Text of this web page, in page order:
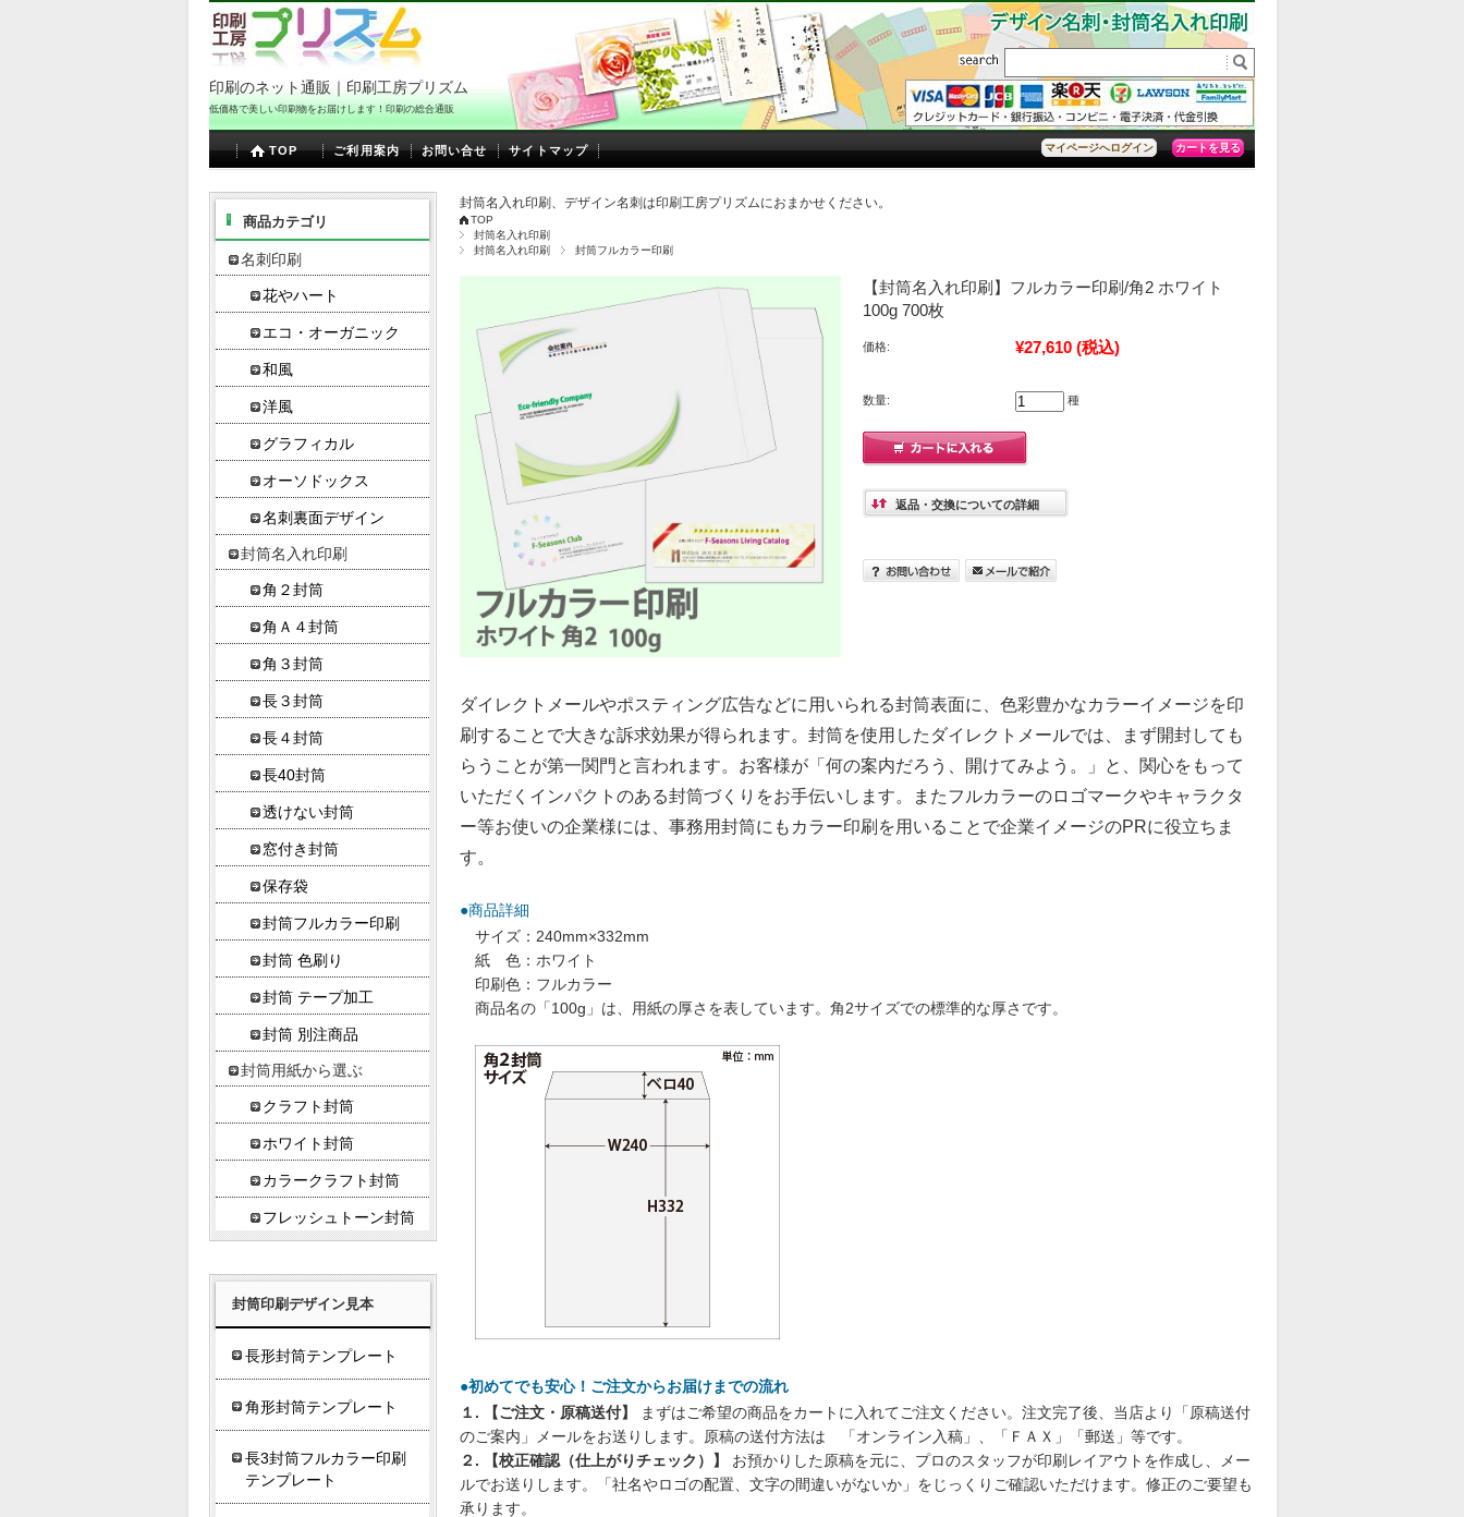
印刷のネット通販｜印刷工房プリズム
低価格で美しい印刷物をお届けします！印刷の総合通販
マイページへログイン カートを見る
TOP ご利用案内 お問い合せ サイトマップ
封筒名入れ印刷、デザイン名刺は印刷工房プリズムにおまかせください。
TOP
封筒名入れ印刷
封筒名入れ印刷
封筒フルカラー印刷
【封筒名入れ印刷】フルカラー印刷/角2 ホワイト
100g 700枚
価格: ¥27,610 (税込)
数量: 種
返品・交換についての詳細
ダイレクトメールやポスティング広告などに用いられる封筒表面に、色彩豊かなカラーイメージを印
刷することで大きな訴求効果が得られます。封筒を使用したダイレクトメールでは、まず開封しても
らうことが第一関門と言われます。お客様が「何の案内だろう、開けてみよう。」と、関心をもって
いただくインパクトのある封筒づくりをお手伝いします。またフルカラーのロゴマークやキャラクタ
ー等お使いの企業様には、事務用封筒にもカラー印刷を用いることで企業イメージのPRに役立ちま
す。
●商品詳細
サイズ：240mm×332mm
紙 色：ホワイト
印刷色：フルカラー
商品名の「100g」は、用紙の厚さを表しています。角2サイズでの標準的な厚さです。
●初めてでも安心！ご注文からお届けまでの流れ
１. 【ご注文・原稿送付】
まずはご希望の商品をカートに入れてご注文ください。注文完了後、当店より「原稿送付
のご案内」メールをお送りします。原稿の送付方法は 「オンライン入稿」、「ＦＡＸ」「郵送」等です。
２. 【校正確認（仕上がりチェック）】
お預かりした原稿を元に、プロのスタッフが印刷レイアウトを作成し、メー
ルでお送りします。「社名やロゴの配置、文字の間違いがないか」をじっくりご確認いただけます。修正のご要望も
承ります。
商品カテゴリ
名刺印刷
花やハート
エコ・オーガニック
和風
洋風
グラフィカル
オーソドックス
名刺裏面デザイン
封筒名入れ印刷
角２封筒
角Ａ４封筒
角３封筒
長３封筒
長４封筒
長40封筒
透けない封筒
窓付き封筒
保存袋
封筒フルカラー印刷
封筒 色刷り
封筒 テープ加工
封筒 別注商品
封筒用紙から選ぶ
クラフト封筒
ホワイト封筒
カラークラフト封筒
フレッシュトーン封筒
封筒印刷デザイン見本
長形封筒テンプレート
角形封筒テンプレート
長3封筒フルカラー印刷
テンプレート